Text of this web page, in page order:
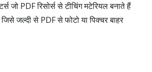
जो PDF रिसोर्स से टीचिंग मटेरियल बनाते हैं
जल्दी से PDF से फोटो या पिक्चर बाहर